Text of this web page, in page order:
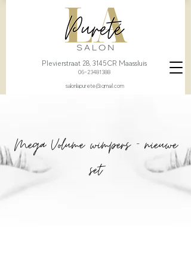
06-23481388
Plevierstraat 28, 3145CR Maassluis
salonlapurete@gmail.com
Mega Volume wimpers - nieuwe
set